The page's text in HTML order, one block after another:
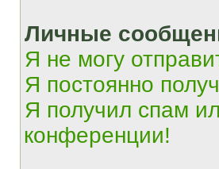
Личные
Я не могу
Я постоянно
Я получил спам
конференции!